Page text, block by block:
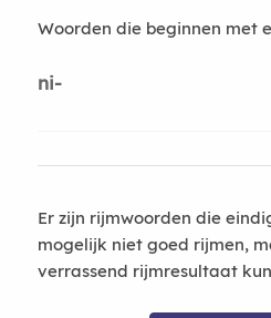
Woorden die beginnen met
ni-
Er zijn rijmwoorden die
mogelijk niet goed rijmen,
verrassend rijmresultaat